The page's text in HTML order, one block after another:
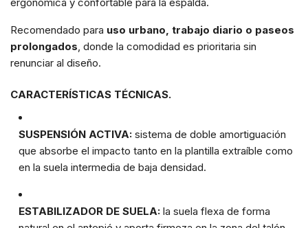
Recomendado para uso urbano, trabajo diario o paseos
prolongados, donde la comodidad es prioritaria sin
renunciar al diseño.
CARACTERÍSTICAS TÉCNICAS.
SUSPENSIÓN ACTIVA: sistema de doble amortiguación
que absorbe el impacto tanto en la plantilla extraíble como
en la suela intermedia de baja densidad.
ESTABILIZADOR DE SUELA: la suela flexa de forma